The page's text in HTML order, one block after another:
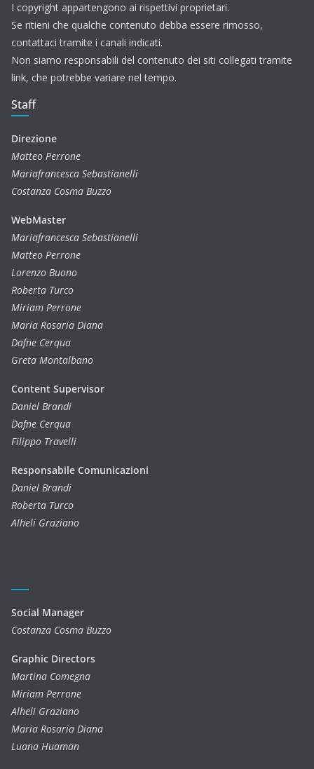
I copyright appartengono ai rispettivi proprietari.
Se ritieni che qualche contenuto debba essere rimosso,
contattaci tramite i canali indicati.
Non siamo responsabili del contenuto dei siti collegati tramite
link, che potrebbe variare nel tempo.
Staff
Direzione
Matteo Perrone
Mariafrancesca Sebastianelli
Costanza Cosma Buzzo
WebMaster
Mariafrancesca Sebastianelli
Matteo Perrone
Lorenzo Buono
Roberta Turco
Miriam Perrone
Maria Rosaria Diana
Dafne Cerqua
Greta Montalbano
Content Supervisor
Daniel Brandi
Dafne Cerqua
Filippo Travelli
Responsabile Comunicazioni
Daniel Brandi
Roberta Turco
Alheli Graziano
Social Manager
Costanza Cosma Buzzo
Graphic Directors
Martina Comegna
Miriam Perrone
Alheli Graziano
Maria Rosaria Diana
Luana Huaman